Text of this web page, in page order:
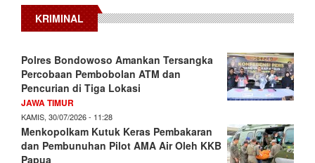
KRIMINAL
Polres Bondowoso Amankan Tersangka
Percobaan Pembobolan ATM dan
Pencurian di Tiga Lokasi
JAWA TIMUR
KAMIS, 30/07/2026 - 11:28
Menkopolkam Kutuk Keras Pembakaran
dan Pembunuhan Pilot AMA Air Oleh KKB
Papua